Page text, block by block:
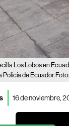
Los Lobos en
de Ecuador.
16 de noviembre,